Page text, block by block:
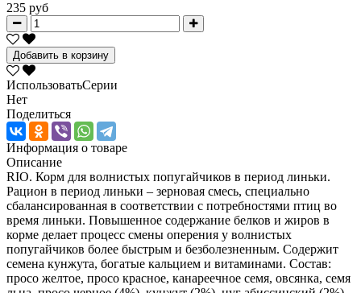
235 руб
Добавить в корзину
ИспользоватьСерии
Нет
Поделиться
Информация о товаре
Описание
RIO. Корм для волнистых попугайчиков в период линьки.
Рацион в период линьки – зерновая смесь, специально
сбалансированная в соответствии с потребностями птиц во
время линьки. Повышенное содержание белков и жиров в
корме делает процесс смены оперения у волнистых
попугайчиков более быстрым и безболезненным. Содержит
семена кунжута, богатые кальцием и витаминами. Состав:
просо желтое, просо красное, канареечное семя, овсянка, семя